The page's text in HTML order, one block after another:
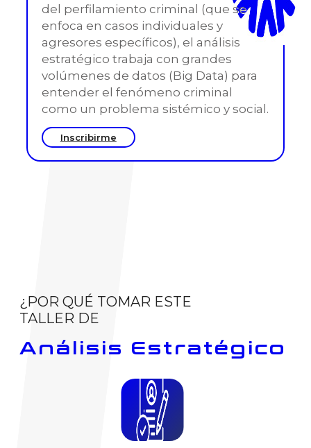
del perfilamiento criminal (que se
enfoca en casos individuales y
agresores específicos), el análisis
estratégico trabaja con grandes
volúmenes de datos (Big Data) para
entender el fenómeno criminal
como un problema sistémico y social.
Inscribirme
¿POR QUÉ TOMAR ESTE
TALLER DE
Análisis Estratégico